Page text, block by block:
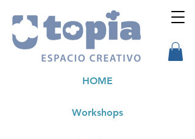
Workshops
HOME